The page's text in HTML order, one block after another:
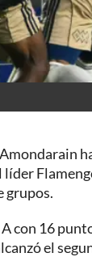
líder
grupos.
con 16
el